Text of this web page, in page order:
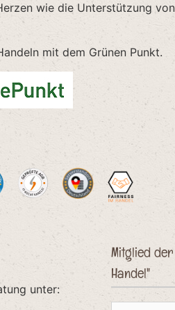
wie die Unterstützung
mit dem Grünen Punkt.
unter:
Mitglied der
Handel"